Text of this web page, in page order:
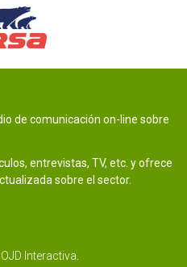
de comunicación on-line sobre
entrevistas, TV, etc. y ofrece
sobre el sector.
OJD Interactiva